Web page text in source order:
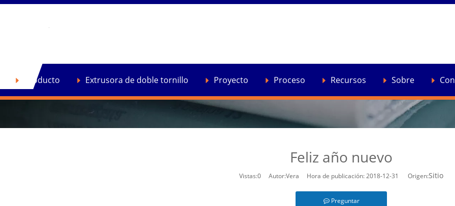
Producto Extrusora de doble tornillo Proyecto Proceso Recursos Sobre
Hogar Noticias » Noticias de la compañía » darse cuenta » Feliz año nuevo
Feliz año nuevo
Vistas:0 Autor:Vera Hora de publicación: 2018-12-31 Origen:Sitio
Preguntar